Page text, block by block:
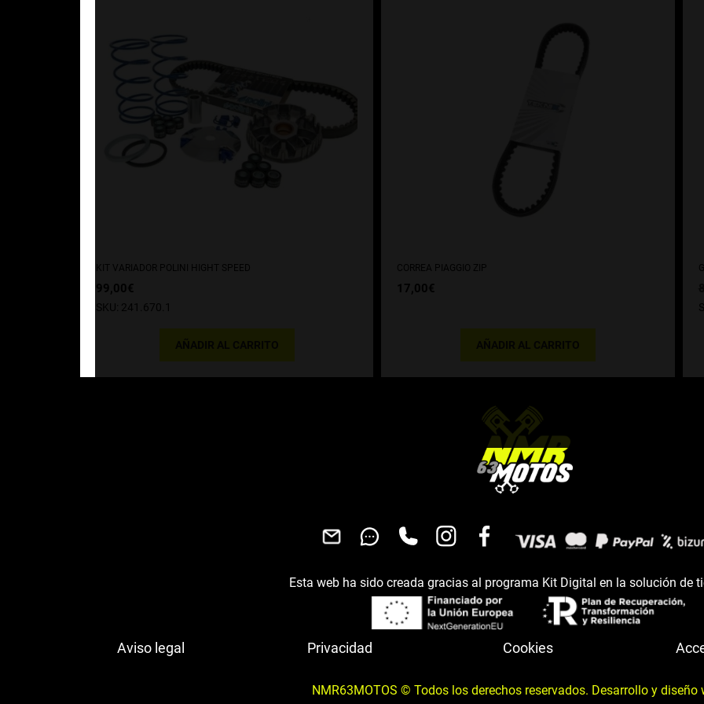
KIT VARIADOR POLINI HIGHT SPEED
99,00€
SKU: 241.670.1
CORREA PIAGGIO ZIP
17,00€
Esta web ha sido creada gracias al programa Kit Digital en la solución de
Aviso legal Privacidad Cookies
NMR63MOTOS © Todos los derechos reservados. Desarrollo y diseño